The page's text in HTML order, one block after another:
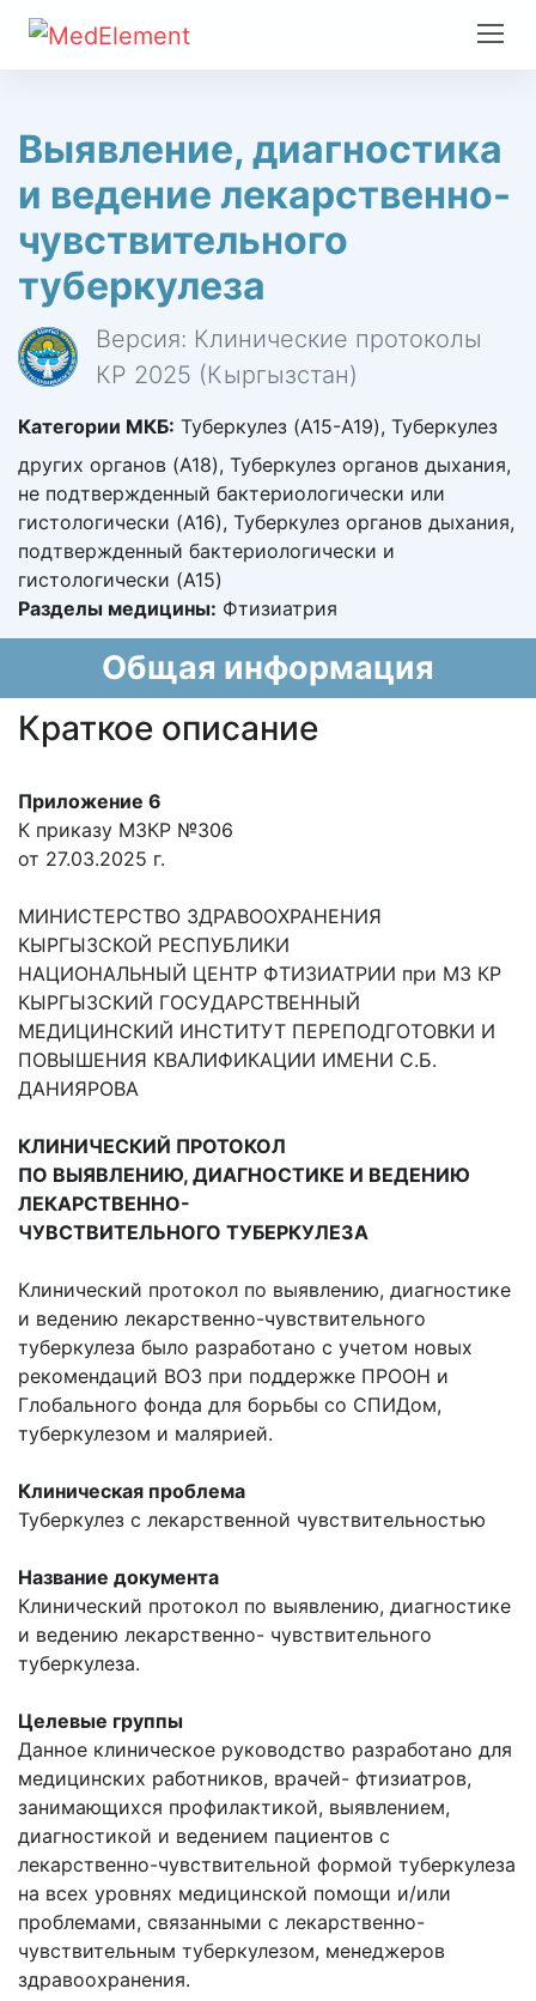
Выявление, диагностика
и ведение лекарственно-
чувствительного
туберкулеза
Версия: Клинические протоколы
КР 2025 (Кыргызстан)
Категории МКБ: Туберкулез (A15-A19), Туберкулез
других органов (A18), Туберкулез органов дыхания,
не подтвержденный бактериологически или
гистологически (A16), Туберкулез органов дыхания,
подтвержденный бактериологически и
гистологически (A15)
Разделы медицины: Фтизиатрия
Общая информация
Краткое описание
Приложение 6
К приказу МЗКР №306
от 27.03.2025 г.
МИНИСТЕРСТВО ЗДРАВООХРАНЕНИЯ
КЫРГЫЗСКОЙ РЕСПУБЛИКИ
НАЦИОНАЛЬНЫЙ ЦЕНТР ФТИЗИАТРИИ при МЗ КР
КЫРГЫЗСКИЙ ГОСУДАРСТВЕННЫЙ
МЕДИЦИНСКИЙ ИНСТИТУТ ПЕРЕПОДГОТОВКИ И
ПОВЫШЕНИЯ КВАЛИФИКАЦИИ ИМЕНИ С.Б.
ДАНИЯРОВА
КЛИНИЧЕСКИЙ ПРОТОКОЛ
ПО ВЫЯВЛЕНИЮ, ДИАГНОСТИКЕ И ВЕДЕНИЮ
ЛЕКАРСТВЕННО-
ЧУВСТВИТЕЛЬНОГО ТУБЕРКУЛЕЗА
Клинический протокол по выявлению, диагностике
и ведению лекарственно-чувствительного
туберкулеза было разработано с учетом новых
рекомендаций ВОЗ при поддержке ПРООН и
Глобального фонда для борьбы со СПИДом,
туберкулезом и малярией.
Клиническая проблема
Туберкулез с лекарственной чувствительностью
Название документа
Клинический протокол по выявлению, диагностике
и ведению лекарственно- чувствительного
туберкулеза.
Целевые группы
Данное клиническое руководство разработано для
медицинских работников, врачей- фтизиатров,
занимающихся профилактикой, выявлением,
диагностикой и ведением пациентов с
лекарственно-чувствительной формой туберкулеза
на всех уровнях медицинской помощи и/или
проблемами, связанными с лекарственно-
чувствительным туберкулезом, менеджеров
здравоохранения.